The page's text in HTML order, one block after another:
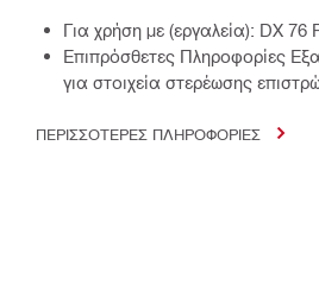
Για χρήση με (εργαλεία): DX 76
Επιπρόσθετες Πληροφορίες
για στοιχεία στερέωσης
ΠΕΡΙΣΣΟΤΕΡΕΣ ΠΛΗΡΟΦΟΡΙΕΣ